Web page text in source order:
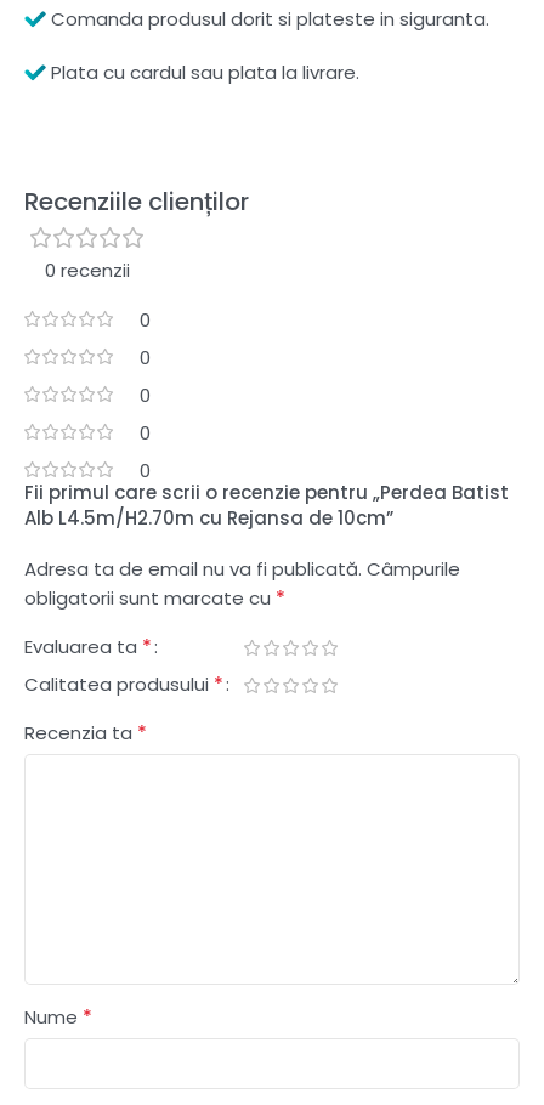
Comanda produsul dorit si plateste in siguranta.
Plata cu cardul sau plata la livrare.
Recenziile clienților
0 recenzii
0
0
0
0
0
Fii primul care scrii o recenzie pentru „Perdea Batist
Alb L4.5m/H2.70m cu Rejansa de 10cm”
Adresa ta de email nu va fi publicată. Câmpurile
obligatorii sunt marcate cu *
Evaluarea ta *
Calitatea produsului *
Recenzia ta *
Nume *